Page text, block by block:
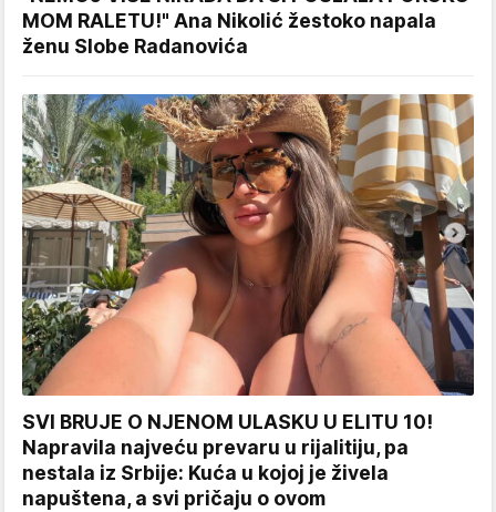
MOM RALETU!" Ana Nikolić žestoko napala
ženu Slobe Radanovića
SVI BRUJE O NJENOM ULASKU U ELITU 10!
Napravila najveću prevaru u rijalitiju, pa
nestala iz Srbije: Kuća u kojoj je živela
napuštena, a svi pričaju o ovom